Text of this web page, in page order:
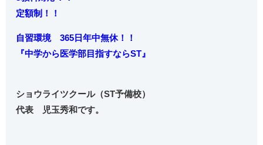
定額制！！
自習環境 365日年中無休！！
『中学から医学部目指すならST』
ショウライツクール（ST予備校）
代表 児玉秀和です。